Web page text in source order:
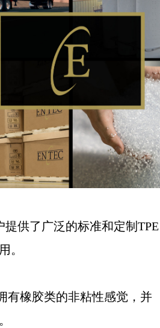
提供了广泛的标准和定制 TPE
。
有橡胶类的非粘性感觉，并